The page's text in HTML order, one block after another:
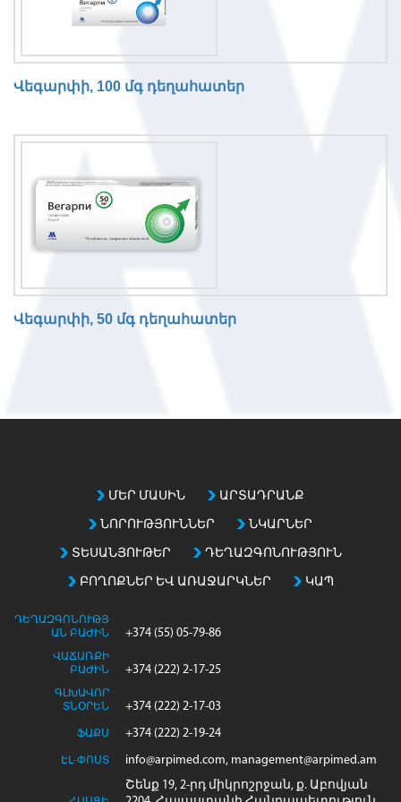
Վեգարփի, 100 մգ դեղահատեր
Վեգարփի, 50 մգ դեղահատեր
ՄԵՐ ՄԱՍԻՆ ԱՐՏԱԴՐԱՆՔ
ՆՈՐՈՒԹՅՈՒՆՆԵՐ ՆԿԱՐՆԵՐ
ՏԵՍԱՆՅՈՒԹԵՐ ԴԵՂԱԶԳՈՆՈՒԹՅՈՒՆ
ԲՈՂՈՔՆԵՐ ԵՎ ԱՌԱՋԱՐԿՆԵՐ ԿԱՊ
ԴԵՂԱԶԳՈՆՈՒԹՅ
ԱՆ ԲԱԺԻՆ
+374 (55) 05-79-86
ՎԱՃԱՌՔԻ
ԲԱԺԻՆ
+374 (222) 2-17-25
ԳԼԽԱՎՈՐ
ՏՆՕՐԵՆ
+374 (222) 2-17-03
ՖԱՔՍ +374 (222) 2-19-24
ԷԼ-ՓՈՍՏ info@arpimed.com, management@arpimed.am
Շենք 19, 2-րդ միկրոշրջան, ք. Աբովյան